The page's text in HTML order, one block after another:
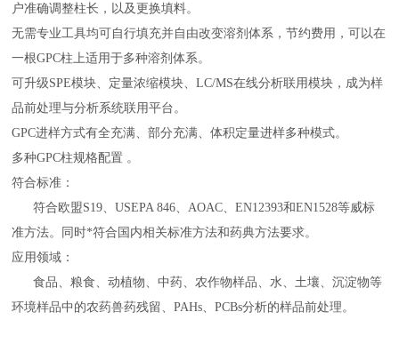
户准确调整柱长，以 及更换填料。
无需专业工具均可自行填充并自由改变溶剂体系，节约费用，可以在
一根GPC柱上适用于多种溶剂体系。
可升级SPE模块、定量浓缩模块、LC/MS在线分析联用模块，成为样
品前处理与分析系统联用平台。
GPC进样方式有全充满、部分充满、体积定量进样多种模式。
多种GPC柱规格配置 。
符合标准：
符合欧盟S19、USEPA 846、AOAC、EN12393和EN1528等威标
准方法。同时*符合国内相关标准方法和药典方法要求。
应用领域：
食品、粮食、动植物、中药、农作物样品、水、土壤、沉淀物等
环境样品中的农药兽药残留、PAHs、PCBs分析的样品前处理。